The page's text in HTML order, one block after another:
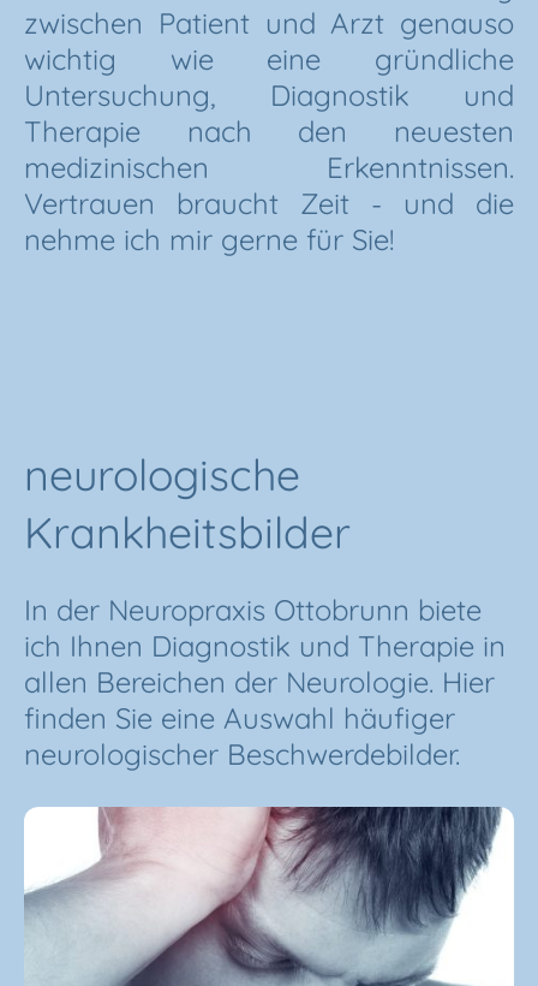
zwischen Patient und Arzt genauso
wichtig wie eine gründliche
Untersuchung, Diagnostik und
Therapie nach den neuesten
medizinischen Erkenntnissen.
Vertrauen braucht Zeit - und die
nehme ich mir gerne für Sie!
neurologische
Krankheitsbilder
In der Neuropraxis Ottobrunn biete
ich Ihnen Diagnostik und Therapie in
allen Bereichen der Neurologie. Hier
finden Sie eine Auswahl häufiger
neurologischer Beschwerdebilder.